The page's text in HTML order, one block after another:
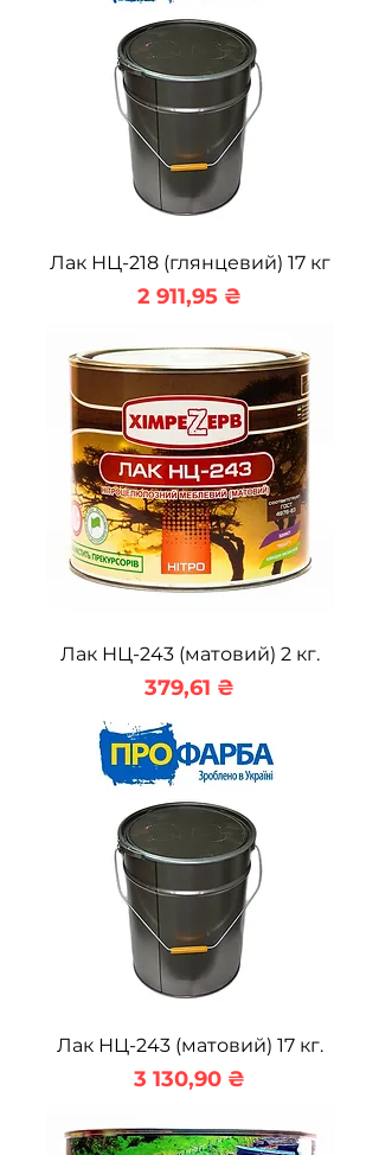
Лак НЦ-218 (глянцевий) 17 кг
Ціна
2 911,95 ₴
Лак НЦ-243 (матовий) 2 кг.
Ціна
379,61 ₴
Лак НЦ-243 (матовий) 17 кг.
Ціна
3 130,90 ₴